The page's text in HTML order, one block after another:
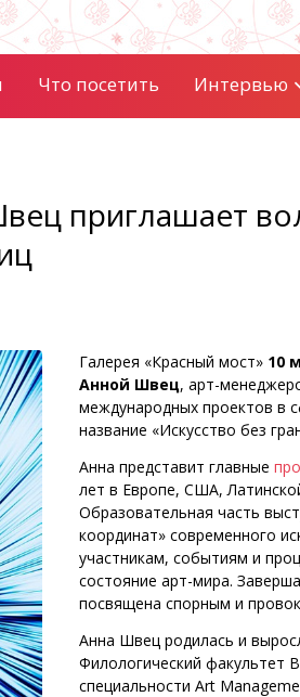
Что посетить Интервью
приглашает
Галерея «Красный мост» 10
Анной Швец, арт-
международных проектов в
название «Искусство без
Анна представит главные
лет в Европе, США,
Образовательная часть
координат» современного
участникам, событиям и
состояние арт-мира.
посвящена спорным и
Анна Швец родилась и
Филологический факультет
специальности Art